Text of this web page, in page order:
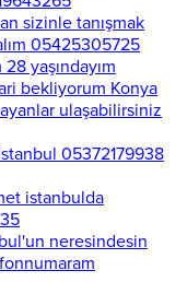
sizinle tanışmak
05425305725
yaşındayım
bekliyorum Konya
ulaşabilirsiniz
05372179938
istanbulda
neresindesin